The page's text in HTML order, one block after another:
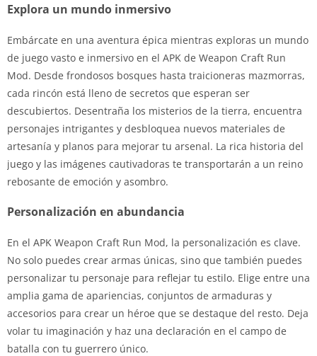
Explora un mundo inmersivo
Embárcate en una aventura épica mientras exploras un mundo
de juego vasto e inmersivo en el APK de Weapon Craft Run
Mod. Desde frondosos bosques hasta traicioneras mazmorras,
cada rincón está lleno de secretos que esperan ser
descubiertos. Desentraña los misterios de la tierra, encuentra
personajes intrigantes y desbloquea nuevos materiales de
artesanía y planos para mejorar tu arsenal. La rica historia del
juego y las imágenes cautivadoras te transportarán a un reino
rebosante de emoción y asombro.
Personalización en abundancia
En el APK Weapon Craft Run Mod, la personalización es clave.
No solo puedes crear armas únicas, sino que también puedes
personalizar tu personaje para reflejar tu estilo. Elige entre una
amplia gama de apariencias, conjuntos de armaduras y
accesorios para crear un héroe que se destaque del resto. Deja
volar tu imaginación y haz una declaración en el campo de
batalla con tu guerrero único.